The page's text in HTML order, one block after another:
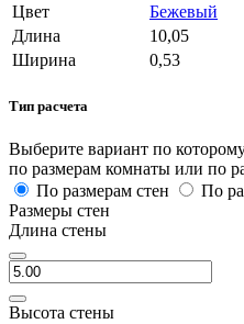
Цвет
Бежевый
Длина
10,05
Ширина
0,53
Тип расчета
Выберите вариант по
по размерам комнаты или по
По размерам стен
По
Размеры стен
Длина стены
Высота стены